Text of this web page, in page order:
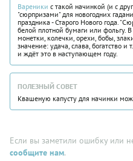
Вареники с такой начинкой (и с
"сюрпризами" для новогодних
праздника - Старого Нового года.
белой плотной бумаги или фольгу.
монетки, колечки, орехи, бобы,
значение: удача, слава, богатство и
и ждёт это в наступающем году.
ПОЛЕЗНЫЙ СОВЕТ
Квашеную капусту для начинки
Если вы заметили ошибку или
сообщите нам.